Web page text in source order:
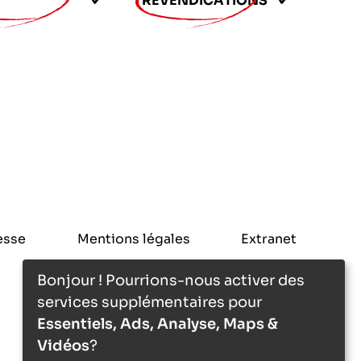
Mentions légales Extranet
Bonjour ! Pourrions-nous activer des
services supplémentaires pour
Essentiels, Ads, Analyse, Maps &
Vidéos?